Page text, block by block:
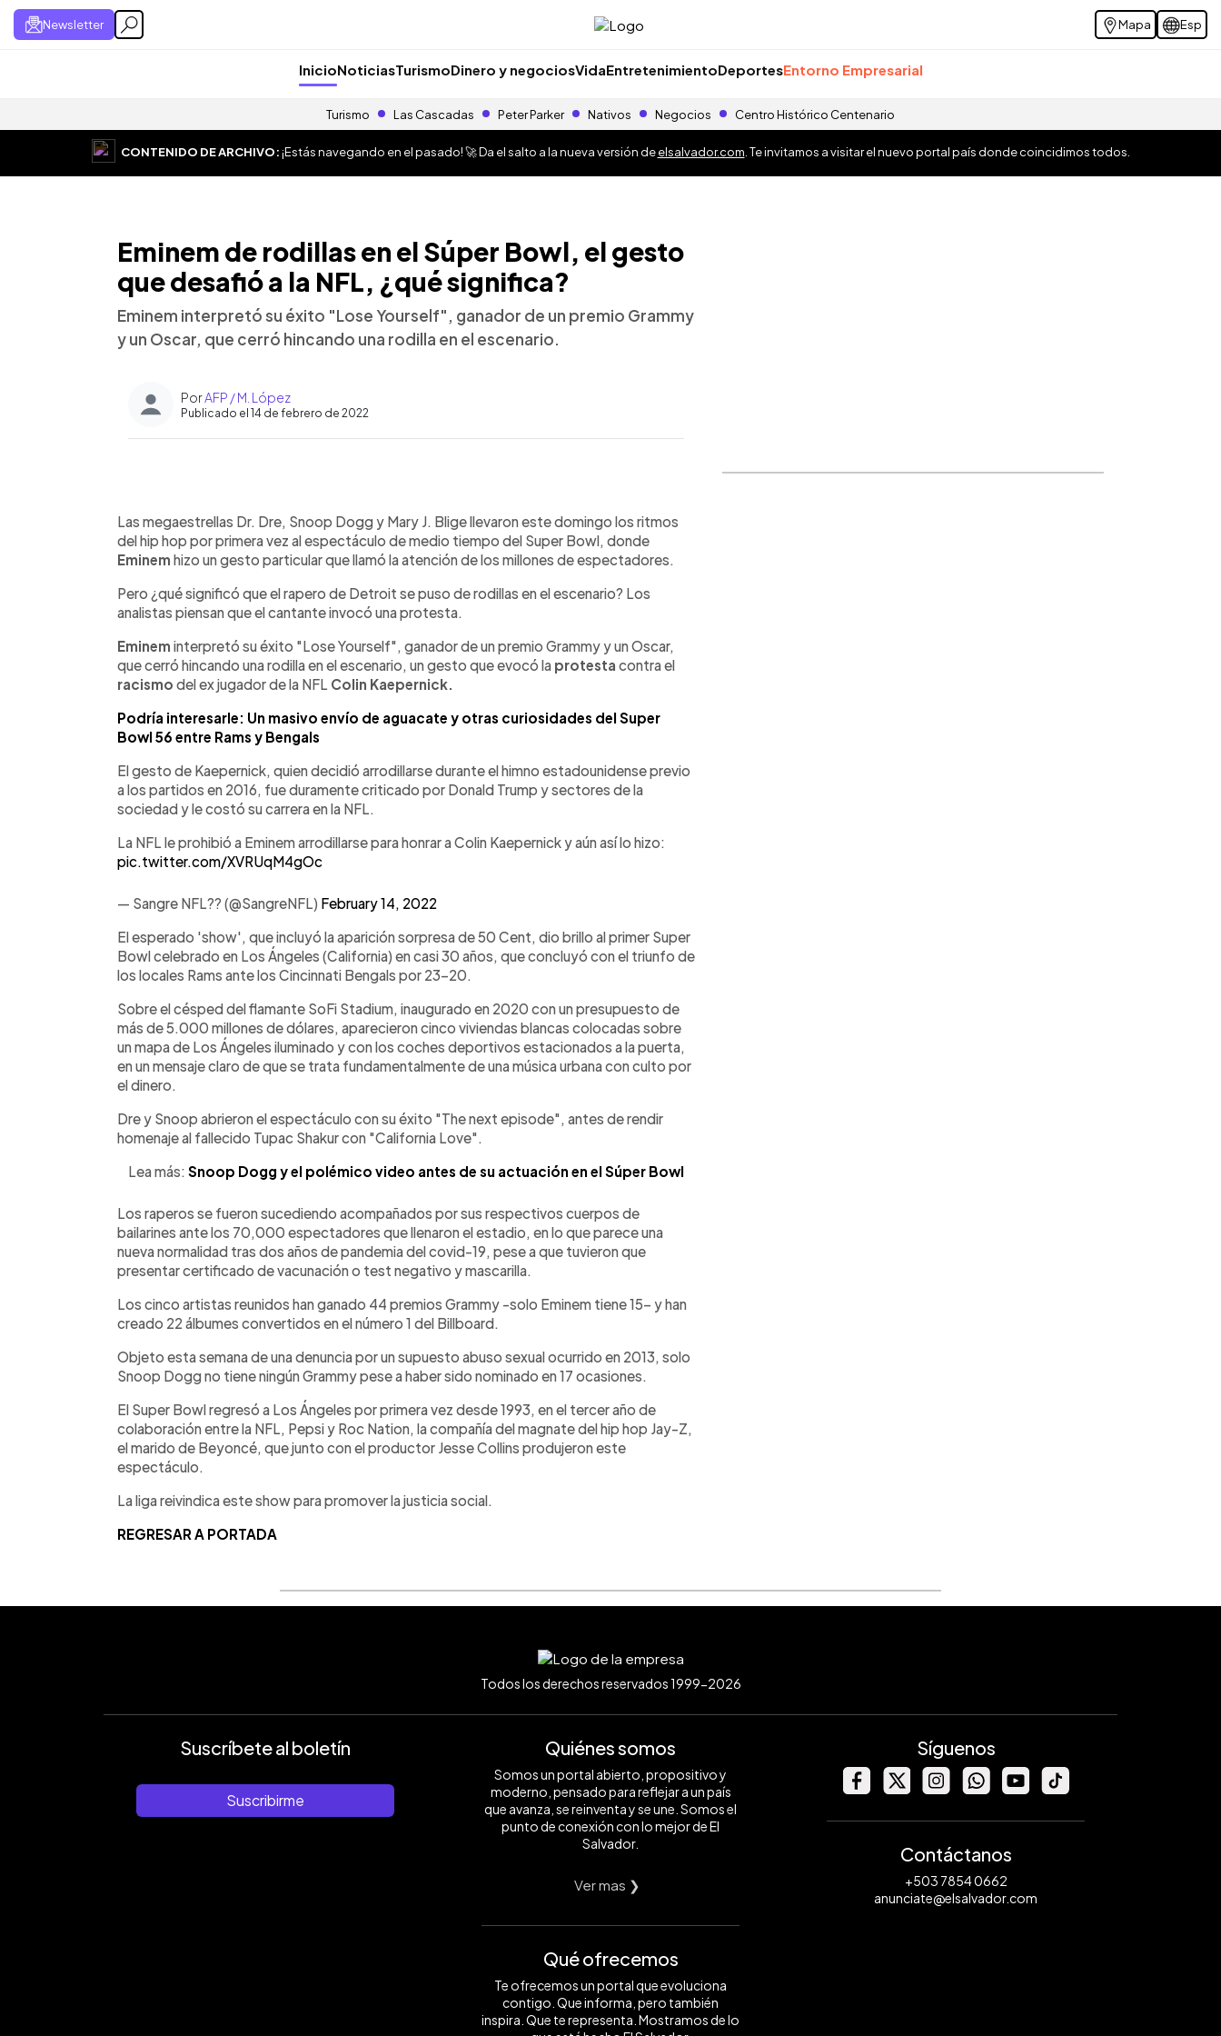
Newsletter Mapa Esp
InicioNoticiasTurismoDinero y negociosVidaEntretenimientoDeportesEntorno Empresarial
Turismo Las Cascadas Peter Parker Nativos Negocios Centro Histórico Centenario
CONTENIDO DE ARCHIVO:¡Estás navegando en el pasado! 🚀 Da el salto a la nueva versión deelsalvador.com . Te invitamos a visitar el nuevo portal país donde coincidimos todos.
Eminem de rodillas en el Súper Bowl, el gesto
que desafió a la NFL, ¿qué significa?
Eminem interpretó su éxito "Lose Yourself", ganador de un premio Grammy
y un Oscar, que cerró hincando una rodilla en el escenario.
PorAFP / M. López
Publicado el 14 de febrero de 2022
Escuchar artículo
Las megaestrellas Dr. Dre, Snoop Dogg y Mary J. Blige llevaron este domingo los ritmos
del hip hop por primera vez al espectáculo de medio tiempo del Super Bowl, donde
Eminem hizo un gesto particular que llamó la atención de los millones de espectadores.
Pero ¿qué significó que el rapero de Detroit se puso de rodillas en el escenario? Los
analistas piensan que el cantante invocó una protesta.
Eminem interpretó su éxito "Lose Yourself", ganador de un premio Grammy y un Oscar,
que cerró hincando una rodilla en el escenario, un gesto que evocó la protesta contra el
racismo del ex jugador de la NFL Colin Kaepernick.
Podría interesarle: Un masivo envío de aguacate y otras curiosidades del Super
Bowl 56 entre Rams y Bengals
El gesto de Kaepernick, quien decidió arrodillarse durante el himno estadounidense previo
a los partidos en 2016, fue duramente criticado por Donald Trump y sectores de la
sociedad y le costó su carrera en la NFL.
La NFL le prohibió a Eminem arrodillarse para honrar a Colin Kaepernick y aún así lo hizo:
pic.twitter.com/XVRUqM4gOc
— Sangre NFL?? (@SangreNFL) February 14, 2022
El esperado 'show', que incluyó la aparición sorpresa de 50 Cent, dio brillo al primer Super
Bowl celebrado en Los Ángeles (California) en casi 30 años, que concluyó con el triunfo de
los locales Rams ante los Cincinnati Bengals por 23-20.
Sobre el césped del flamante SoFi Stadium, inaugurado en 2020 con un presupuesto de
más de 5.000 millones de dólares, aparecieron cinco viviendas blancas colocadas sobre
un mapa de Los Ángeles iluminado y con los coches deportivos estacionados a la puerta,
en un mensaje claro de que se trata fundamentalmente de una música urbana con culto por
el dinero.
Dre y Snoop abrieron el espectáculo con su éxito "The next episode", antes de rendir
homenaje al fallecido Tupac Shakur con "California Love".
Lea más: Snoop Dogg y el polémico video antes de su actuación en el Súper Bowl
Los raperos se fueron sucediendo acompañados por sus respectivos cuerpos de
bailarines ante los 70,000 espectadores que llenaron el estadio, en lo que parece una
nueva normalidad tras dos años de pandemia del covid-19, pese a que tuvieron que
presentar certificado de vacunación o test negativo y mascarilla.
Los cinco artistas reunidos han ganado 44 premios Grammy -solo Eminem tiene 15- y han
creado 22 álbumes convertidos en el número 1 del Billboard.
Objeto esta semana de una denuncia por un supuesto abuso sexual ocurrido en 2013, solo
Snoop Dogg no tiene ningún Grammy pese a haber sido nominado en 17 ocasiones.
El Super Bowl regresó a Los Ángeles por primera vez desde 1993, en el tercer año de
colaboración entre la NFL, Pepsi y Roc Nation, la compañía del magnate del hip hop Jay-Z,
el marido de Beyoncé, que junto con el productor Jesse Collins produjeron este
espectáculo.
La liga reivindica este show para promover la justicia social.
REGRESAR A PORTADA
Todos los derechos reservados 1999-2026
Suscríbete al boletín
Suscribirme
Quiénes somos
Somos un portal abierto, propositivo y
moderno, pensado para reflejar a un país
que avanza, se reinventa y se une. Somos el
punto de conexión con lo mejor de El
Salvador.
Ver mas ❯
Qué ofrecemos
Te ofrecemos un portal que evoluciona
contigo. Que informa, pero también
inspira. Que te representa. Mostramos de lo
Síguenos
Contáctanos
+503 7854 0662
anunciate@elsalvador.com